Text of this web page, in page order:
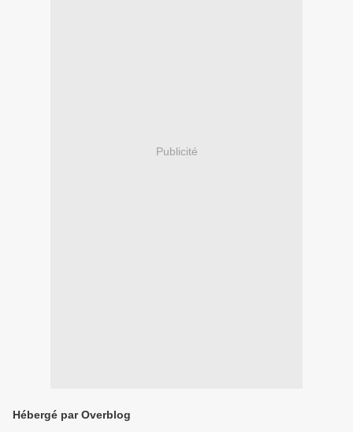
Publicité
Hébergé par Overblog